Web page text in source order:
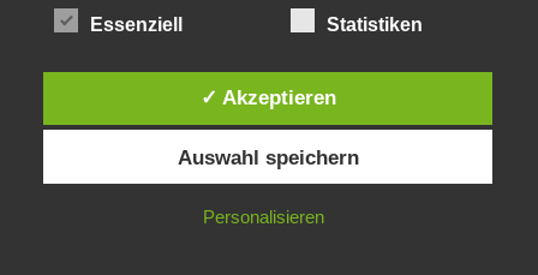
EarnMoney zuRiza Kosar’s zweifelhaftes Angebot…
Razzia in der JVA Rheinbach
Razzia in der JVA Rheinbach
Diese Website verwendet Cookies. Durch die weitere Nutzung dieser
Website stimmst du der Verwendung von Cookies zu.
IN ORDNUNG
Essenziell Statistiken
✓ Akzeptieren
Auswahl speichern
Personalisieren